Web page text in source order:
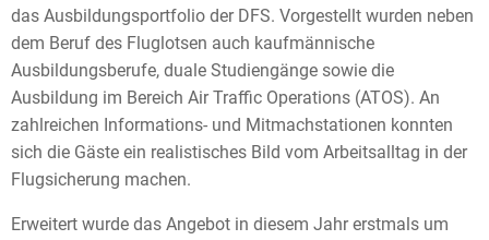
das Ausbildungsportfolio der DFS. Vorgestellt wurden neben
dem Beruf des Fluglotsen auch kaufmännische
Ausbildungsberufe, duale Studiengänge sowie die
Ausbildung im Bereich Air Traffic Operations (ATOS). An
zahlreichen Informations- und Mitmachstationen konnten
sich die Gäste ein realistisches Bild vom Arbeitsalltag in der
Flugsicherung machen.
Erweitert wurde das Angebot in diesem Jahr erstmals um